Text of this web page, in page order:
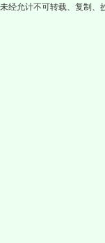
经允计不可转载、复制